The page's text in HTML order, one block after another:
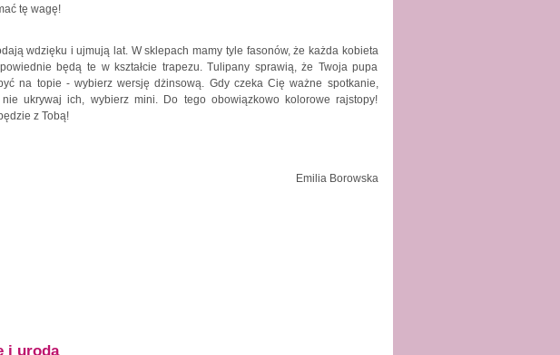
tę wagę!
wdzięku i ujmują lat. W sklepach mamy tyle fasonów, że każda kobieta
będą te w kształcie trapezu. Tulipany sprawią, że Twoja pupa
na topie - wybierz wersję dżinsową. Gdy czeka Cię ważne spotkanie,
ukrywaj ich, wybierz mini. Do tego obowiązkowo kolorowe rajstopy!
z Tobą!
Emilia Borowska
i uroda